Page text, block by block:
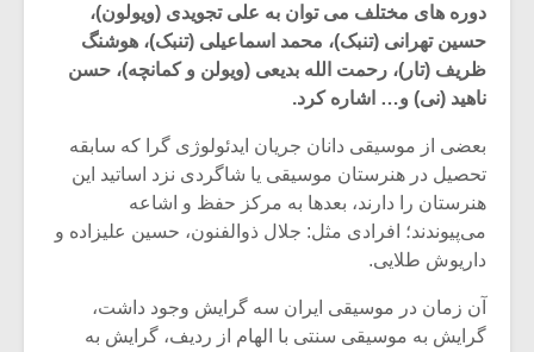
دوره های مختلف می توان به علی تجویدی (ویولون)،
حسین تهرانی (تنبک)، محمد اسماعیلی (تنبک)، هوشنگ
ظریف (تار)، رحمت الله بدیعی (ویولن و کمانچه)، حسن
ناهید (نی) و… اشاره کرد.
بعضی از موسیقی دانان جریان ایدئولوژی گرا که سابقه
تحصیل در هنرستان موسیقی یا شاگردی نزد اساتید این
هنرستان را دارند، بعدها به مرکز حفظ و اشاعه
می‌پیوندند؛ افرادی مثل: جلال ذوالفنون، حسین علیزاده و
داریوش طلایی.
آن زمان در موسیقی ایران سه گرایش وجود داشت،
گرایش به موسیقی سنتی با الهام از ردیف، گرایش به